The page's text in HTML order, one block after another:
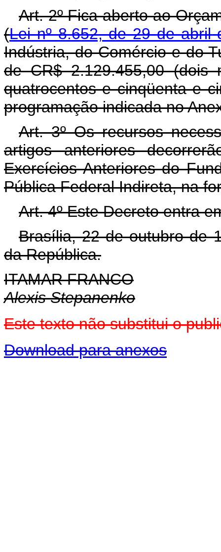
Art. 2º Fica aberto ao
(Lei nº 8.652, de 29 de abril
Indústria, do Comércio e do
de CR$ 2.129.455,00
quatrocentos e cinqüenta e
programação indicada no
Art. 3º Os recursos
artigos anteriores
Exercícios Anteriores do
Pública Federal Indireta, na
Art. 4º Este Decreto entra
Brasília, 22 de outubro de
da República.
ITAMAR FRANCO
Alexis Stepanenko
Este texto não substitui o
Download para anexos